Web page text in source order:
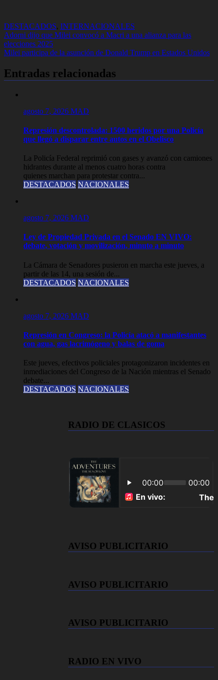
DESTACADOS, INTERNACIONALES
Navegación
de
Adorni dijo que Milei convocó a Macri a una alianza para las
elecciones 2025
Milei participa de la asunción de Donald Trump en Estados Unidos
Entradas relacionadas
agosto 7, 2026 MAD
Represión descontrolada: 1500 heridos por una Policía
que llegó a disparar entre autos en el Obelisco
La Policía Federal reprimió con gases y avanzó con camiones
hidrantes durante al menos cuatro horas contra
quienes marchan para protestar contra...
DESTACADOS NACIONALES
agosto 7, 2026 MAD
Ley de Propiedad Privada en el Senado EN VIVO:
debate, votación y movilización, minuto a minuto
La Cámara de Senadores pusieron en marcha este jueves, a
partir de las 14, una sesión de...
DESTACADOS NACIONALES
agosto 7, 2026 MAD
Represión en Congreso: la Policía atacó a manifestantes
con agua, gas lacrimógeno y balas de goma
Este jueves, efectivos policiales protagonizaron incidentes en
inmediaciones del Congreso de la Nación mientras el Senado
debate...
DESTACADOS NACIONALES
RADIO DE CLASICOS
AVISO PUBLICITARIO
AVISO PUBLICITARIO
AVISO PUBLICITARIO
RADIO EN VIVO